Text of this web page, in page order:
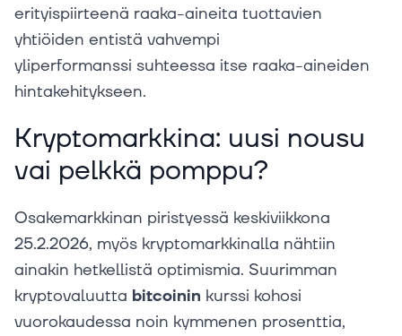
erityispiirteenä raaka-aineita tuottavien
yhtiöiden entistä vahvempi
yliperformanssi suhteessa itse raaka-aineiden
hintakehitykseen.
Kryptomarkkina: uusi nousu
vai pelkkä pomppu?
Osakemarkkinan piristyessä keskiviikkona
25.2.2026, myös kryptomarkkinalla nähtiin
ainakin hetkellistä optimismia. Suurimman
kryptovaluutta bitcoinin kurssi kohosi
vuorokaudessa noin kymmenen prosenttia,